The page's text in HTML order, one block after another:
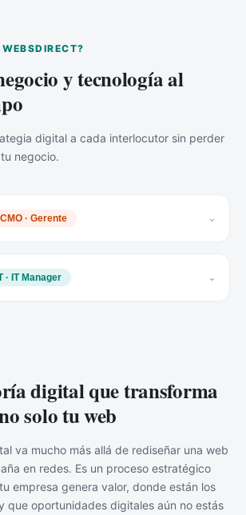
y tecnología al
digital a cada interlocutor sin perder
negocio.
· Gerente ⌄
· IT Manager ⌄
digital que transforma
solo tu web
va mucho más allá de rediseñar una web
en redes. Es un proceso estratégico
empresa genera valor, donde están los
que oportunidades digitales aún no estás